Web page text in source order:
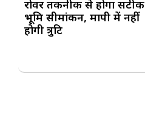
रोवर तकनीक से होगा सटीक
भूमि सीमांकन, मापी में नहीं
होगी त्रुटि